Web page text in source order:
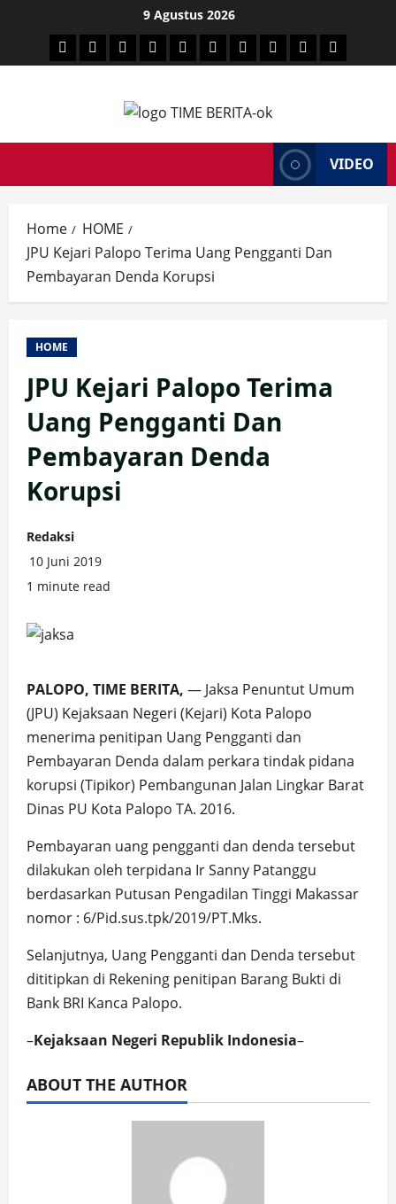
content
9 Agustus 2026
HEADLINE
PARESULSELBAR
POLITIKHUKRIMNASIONAL
PENKESSPORTAINMENT
DUNIAMEDSOS
VIDEO
Home
HOME
JPU Kejari Palopo Terima Uang Pengganti Dan
Pembayaran Denda Korupsi
HOME
JPU Kejari Palopo Terima
Uang Pengganti Dan
Pembayaran Denda
Korupsi
Redaksi
10 Juni 2019
1 minute read
PALOPO, TIME BERITA, — Jaksa Penuntut Umum
(JPU) Kejaksaan Negeri (Kejari) Kota Palopo
menerima penitipan Uang Pengganti dan
Pembayaran Denda dalam perkara tindak pidana
korupsi (Tipikor) Pembangunan Jalan Lingkar Barat
Dinas PU Kota Palopo TA. 2016.
Pembayaran uang pengganti dan denda tersebut
dilakukan oleh terpidana Ir Sanny Patanggu
berdasarkan Putusan Pengadilan Tinggi Makassar
nomor : 6/Pid.sus.tpk/2019/PT.Mks.
Selanjutnya, Uang Pengganti dan Denda tersebut
dititipkan di Rekening penitipan Barang Bukti di
Bank BRI Kanca Palopo.
–Kejaksaan Negeri Republik Indonesia–
ABOUT THE AUTHOR